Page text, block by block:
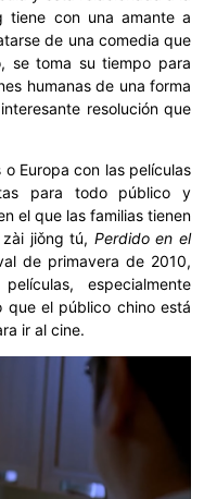
tiene con una amante a
de una comedia que
se toma su tiempo para
humanas de una forma
resolución que
Europa con las películas
para todo público y
el que las familias tienen
jiǒng tú, Perdido en el
de primavera de 2010,
especialmente
que el público chino está
ir al cine.